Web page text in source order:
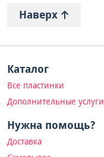
Наверх
Каталог
Все пластинки
Дополнительные услуги
Нужна помощь?
Доставка